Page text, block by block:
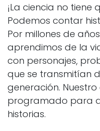
¡La ciencia no tiene
Podemos contar
Por millones de
aprendimos de la
con personajes,
que se transmitían
generación.
programado para
historias.